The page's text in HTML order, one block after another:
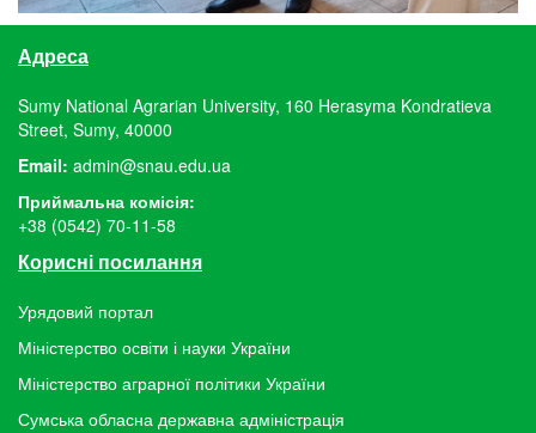
Адреса
Sumy National Agrarian University, 160 Herasyma Kondratieva
Street, Sumy, 40000
Email: admin@snau.edu.ua
Приймальна комісія:
+38 (0542) 70-11-58
Корисні посилання
Урядовий портал
Міністерство освіти і науки України
Міністерство аграрної політики України
Сумська обласна державна адміністрація